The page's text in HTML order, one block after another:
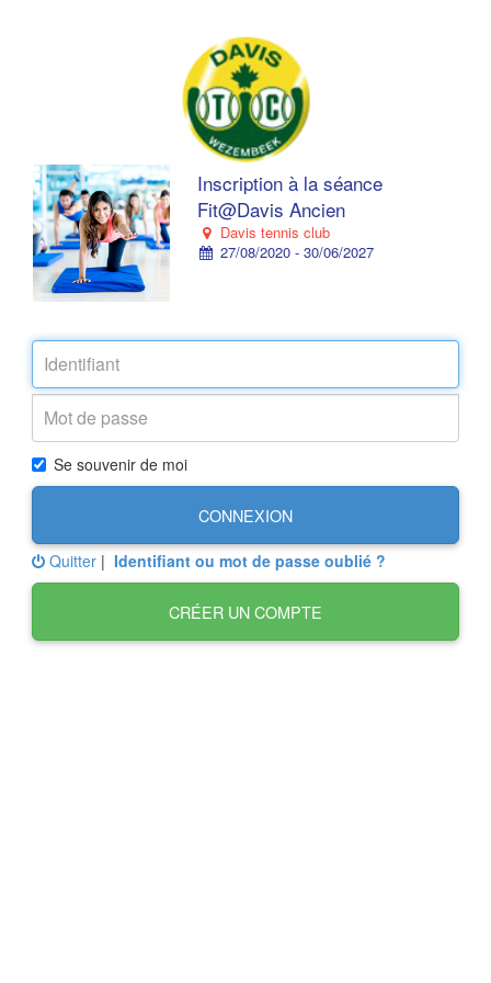
Inscription à la séance
Fit@Davis Ancien
Davis tennis club
27/08/2020 - 30/06/2027
Se souvenir de moi
CONNEXION
Quitter | Identifiant ou mot de passe oublié ?
CRÉER UN COMPTE